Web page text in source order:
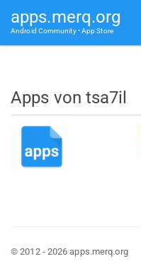
apps.merq.org
Android Community • App Store
Apps von tsa7il
© 2012 - 2026 apps.merq.org